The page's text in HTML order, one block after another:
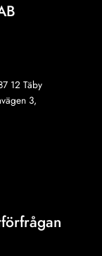
12 Täby
3,